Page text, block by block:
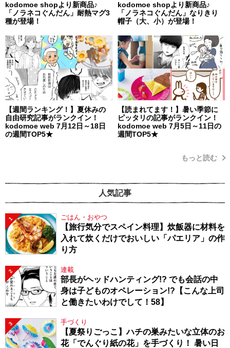
kodomoe shopより新商品♪
「ノラネコぐんだん」耐熱マグ3
種が登場！
kodomoe shopより新商品♪
「ノラネコぐんだん」なりきり
帽子（大、小）が登場！
【週間ランキング！】夏休みの
自由研究記事がランクイン！
kodomoe web 7月12日～18日
の週間TOP5★
【読まれてます！】暑い季節に
ピッタリの記事がランクイン！
kodomoe web 7月5日～11日の
週間TOP5★
もっと読む
人気記事
1 ごはん・おやつ
【旅行気分でスペイン料理】炊飯器に材料を
入れて炊くだけでおいしい「パエリア」の作
り方
2 連載
部長がヘッドハンティング!? でも会話の中
身は子どものオペレーション!?【こんな上司
と働きたいわけでして！58】
3 手づくり
【夏祭りごっこ】ハチの巣みたいな立体のお
花「でんぐり紙の花」を手づくり！ 暑い日